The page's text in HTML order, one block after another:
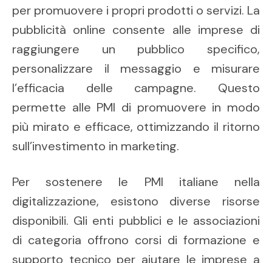
per promuovere i propri prodotti o servizi. La
pubblicità online consente alle imprese di
raggiungere un pubblico specifico,
personalizzare il messaggio e misurare
l’efficacia delle campagne. Questo
permette alle PMI di promuovere in modo
più mirato e efficace, ottimizzando il ritorno
sull’investimento in marketing.
Per sostenere le PMI italiane nella
digitalizzazione, esistono diverse risorse
disponibili. Gli enti pubblici e le associazioni
di categoria offrono corsi di formazione e
supporto tecnico per aiutare le imprese a